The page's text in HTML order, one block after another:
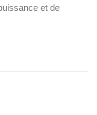
et de